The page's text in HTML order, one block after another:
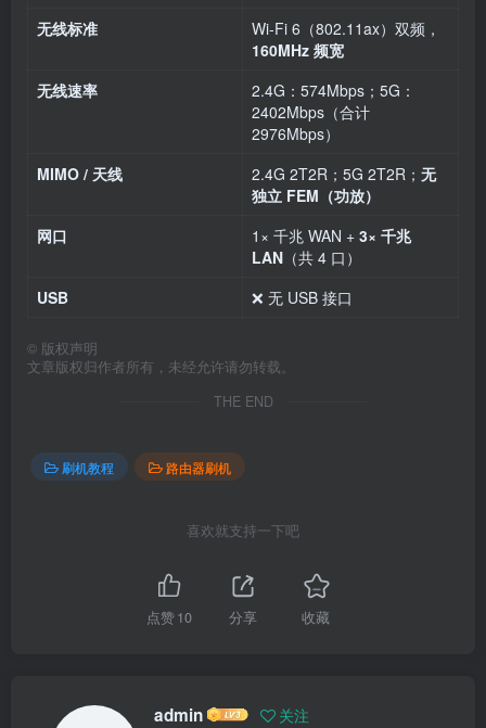
无线标准
Wi‑Fi 6（802.11ax）双频，
160MHz 频宽
无线速率
2.4G：574Mbps；5G：
2402Mbps（合计
2976Mbps）
MIMO / 天线
2.4G 2T2R；5G 2T2R； 无
独立 FEM（功放）
网口
1× 千兆 WAN + 3× 千兆
LAN （共 4 口）
USB
❌ 无 USB 接口
© 版权声明
文章版权归作者所有，未经允许请勿转载。
THE END
刷机教程 路由器刷机
喜欢就支持一下吧
点赞10 分享 收藏
admin 关注